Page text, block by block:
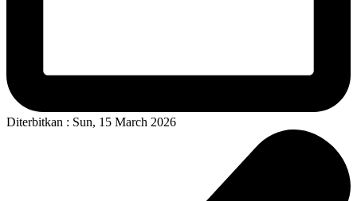
Diterbitkan : Sun, 15 March 2026